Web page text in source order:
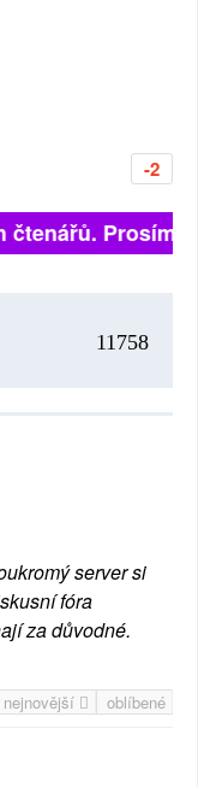
-2
Prosíme,
11758
server si
fóra
za důvodné.
nejnovější oblíbené